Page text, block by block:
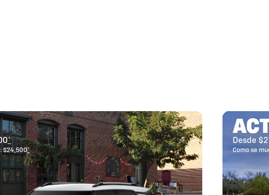
*
$24,500*
Desde
Como se